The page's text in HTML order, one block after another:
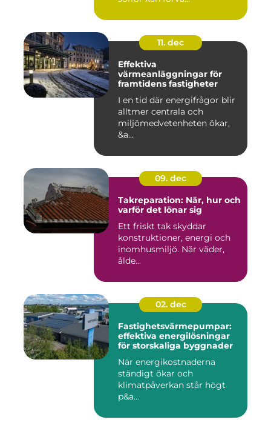
11. dec
Effektiva
värmeanläggningar för
framtidens fastigheter
I en tid där energifrågor blir
alltmer centrala och
miljömedvetenheten ökar,
&a...
09. dec
Takreparation: När, hur och
varför det lönar sig
Ett friskt tak skyddar
konstruktioner, energi och
inomhusmiljö. När väder,
ålde...
02. dec
Fastighetsvärmepumpar:
effektiva energilösningar
för storskaliga byggnader
När energikostnaderna
ständigt ökar och
klimatpåverkan står högt
p&a...